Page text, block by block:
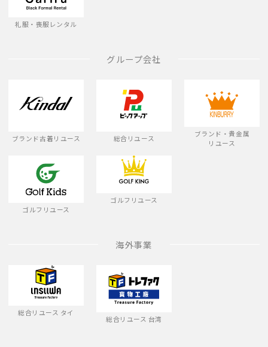
礼服・喪服レンタル
グループ会社
ブランド古着リユース 総合リユース
ブランド・貴金属
リユース
ゴルフリユース
ゴルフリユース
海外事業
総合リユース タイ
総合リユース 台湾